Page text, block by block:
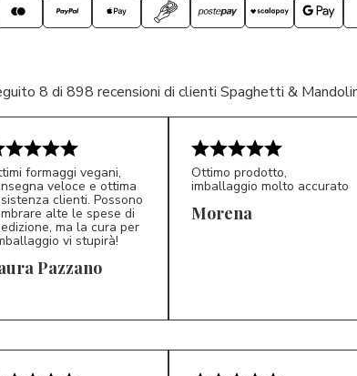
8 di 898 recensioni di clienti Spaghetti &
5/5
formaggi vegani,
veloce e ottima
clienti. Possono
alte le spese di
ma la cura per
vi stupirà!
Pazzano
Ottimo prodotto,
imballaggio molto accurato
Morena